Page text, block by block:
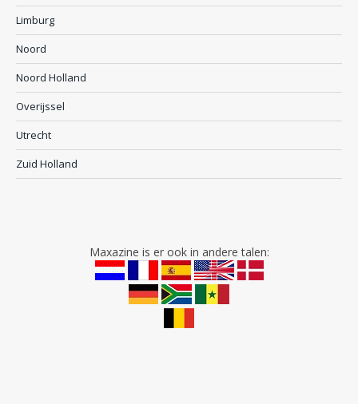
Limburg
Noord
Noord Holland
Overijssel
Utrecht
Zuid Holland
Maxazine is er ook in andere talen: